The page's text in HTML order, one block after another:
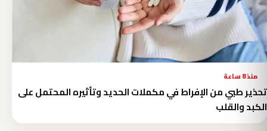
منذ 8 ساعة
تحذير طبي من الإفراط في مكملات الحديد وتأثيره المحتمل على
الكبد والقلب